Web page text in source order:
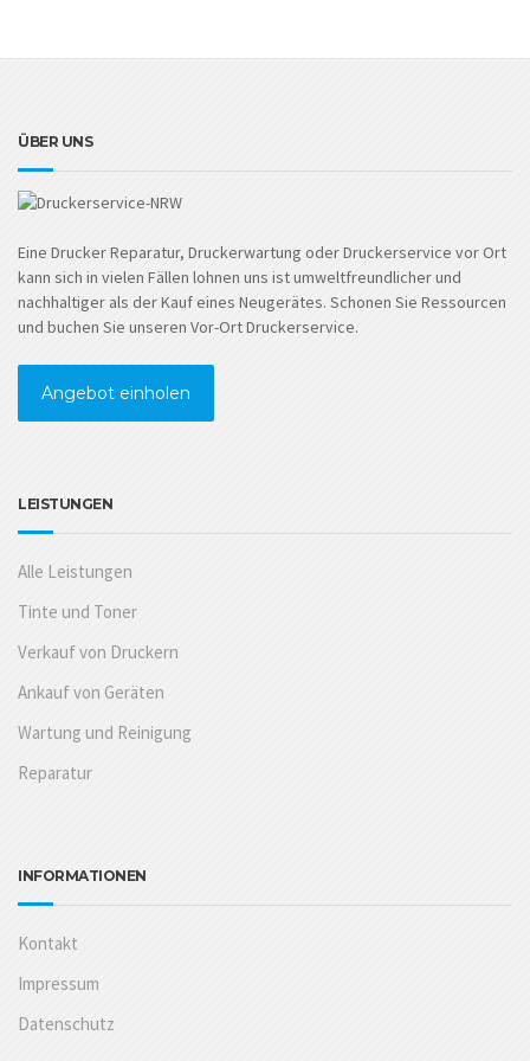
ÜBER UNS
Eine Drucker Reparatur, Druckerwartung oder Druckerservice vor Ort
kann sich in vielen Fällen lohnen uns ist umweltfreundlicher und
nachhaltiger als der Kauf eines Neugerätes. Schonen Sie Ressourcen
und buchen Sie unseren Vor-Ort Druckerservice.
Angebot einholen
LEISTUNGEN
Alle Leistungen
Tinte und Toner
Verkauf von Druckern
Ankauf von Geräten
Wartung und Reinigung
Reparatur
INFORMATIONEN
Kontakt
Impressum
Datenschutz